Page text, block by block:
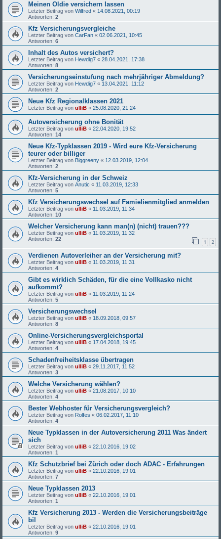
Meinen Oldie versichern lassen
Letzter Beitrag von Wilfred « 14.08.2021, 00:19
Antworten: 2
Kfz Versicherungsvergleiche
Letzter Beitrag von CarFan « 02.06.2021, 10:45
Antworten: 6
Inhalt des Autos versichert?
Letzter Beitrag von Hewdig7 « 28.04.2021, 17:38
Antworten: 8
Versicherungseinstufung nach mehrjähriger Abmeldung?
Letzter Beitrag von Hewdig7 « 13.04.2021, 11:12
Antworten: 2
Neue Kfz Regionalklassen 2021
Letzter Beitrag von ulliB « 25.08.2020, 21:24
Autoversicherung ohne Bonität
Letzter Beitrag von ulliB « 22.04.2020, 19:52
Antworten: 14
Neue Kfz-Typklassen 2019 - Wird eure Kfz-Versicherung
teurer oder billiger
Letzter Beitrag von Biggreeny « 12.03.2019, 12:04
Antworten: 2
Kfz-Versicherung in der Schweiz
Letzter Beitrag von Anutic « 11.03.2019, 12:33
Antworten: 5
Kfz Versicherungswechsel auf Famielienmitglied anmelden
Letzter Beitrag von ulliB « 11.03.2019, 11:34
Antworten: 10
Welcher Versicherung kann man(n) (nicht) trauen???
Letzter Beitrag von ulliB « 11.03.2019, 11:32
Antworten: 22 1 2
Verdienen Autoverleiher an der Versicherung mit?
Letzter Beitrag von ulliB « 11.03.2019, 11:31
Antworten: 4
Gibt es wirklich Schäden, für die eine Vollkasko nicht
aufkommt?
Letzter Beitrag von ulliB « 11.03.2019, 11:24
Antworten: 5
Versicherungswechsel
Letzter Beitrag von ulliB « 18.09.2018, 09:57
Antworten: 8
Online-Versicherungsvergleichsportal
Letzter Beitrag von ulliB « 17.04.2018, 19:45
Antworten: 4
Schadenfreiheitsklasse übertragen
Letzter Beitrag von ulliB « 29.11.2017, 11:52
Antworten: 3
Welche Versicherung wählen?
Letzter Beitrag von ulliB « 21.08.2017, 10:10
Antworten: 4
Bester Webhoster für Versicherungsvergleich?
Letzter Beitrag von Rolfes « 06.02.2017, 11:10
Antworten: 4
Neue Typklassen in der Autoversicherung 2011 Was ändert
sich
Letzter Beitrag von ulliB « 22.10.2016, 19:02
Antworten: 1
Kfz Schutzbrief bei Zürich oder doch ADAC - Erfahrungen
Letzter Beitrag von ulliB « 22.10.2016, 19:01
Antworten: 7
Neue Typklassen 2013
Letzter Beitrag von ulliB « 22.10.2016, 19:01
Antworten: 1
Kfz Versicherung 2013 - Werden die Versicherungsbeiträge
bil
Letzter Beitrag von ulliB « 22.10.2016, 19:01
Antworten: 9